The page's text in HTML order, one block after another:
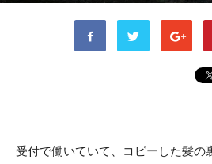
書者 kusaka - 2023年7月25日 545
受付で働いていて、コピーした髪の